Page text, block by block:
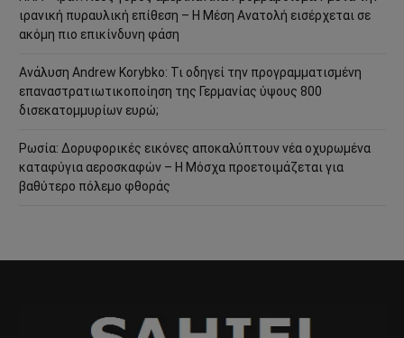
ιρανική πυραυλική επίθεση – Η Μέση Ανατολή εισέρχεται σε
ακόμη πιο επικίνδυνη φάση
Ανάλυση Andrew Korybko: Τι οδηγεί την προγραμματισμένη
επαναστρατιωτικοποίηση της Γερμανίας ύψους 800
δισεκατομμυρίων ευρώ;
Ρωσία: Δορυφορικές εικόνες αποκαλύπτουν νέα οχυρωμένα
καταφύγια αεροσκαφών – Η Μόσχα προετοιμάζεται για
βαθύτερο πόλεμο φθοράς